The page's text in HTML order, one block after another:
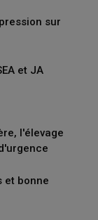
sur
et JA
l'élevage
et bonne